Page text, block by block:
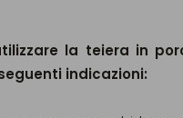
la teiera in
indicazioni: